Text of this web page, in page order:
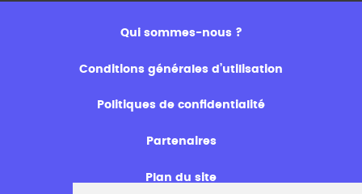
Qui sommes-nous ?
Conditions générales d’utilisation
Politiques de confidentialité
Partenaires
Plan du site